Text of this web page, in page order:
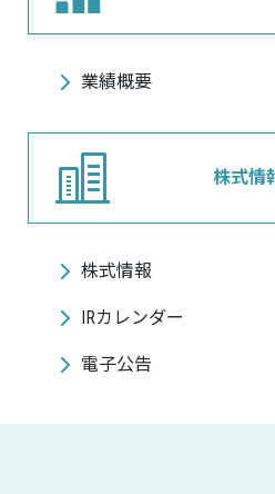
業績概要
株式情
株式情報
IRカレンダー
電子公告